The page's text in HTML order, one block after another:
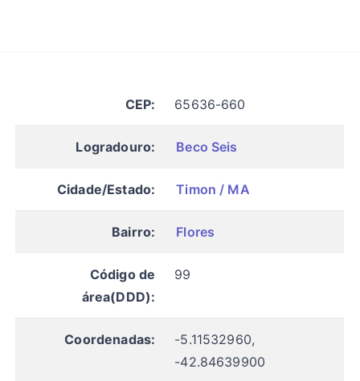
CEP: 65636-660
Logradouro: Beco Seis
Cidade/Estado: Timon / MA
Bairro: Flores
Código de
área(DDD):
99
Coordenadas:
-5.11532960,
-42.84639900